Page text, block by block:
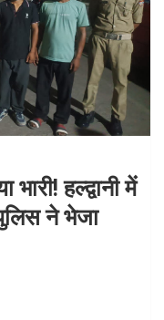
हल्द्वानी में
ने भेजा